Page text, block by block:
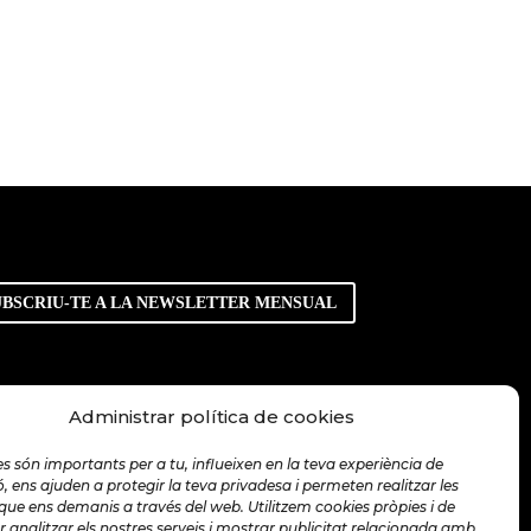
Administrar política de cookies
són importants per a tu, influeixen en la teva experiència de
ens ajuden a protegir la teva privadesa i permeten realitzar les
ens demanis a través del web. Utilitzem cookies pròpies i de
TE A LA NEWSLETTER MENSUAL